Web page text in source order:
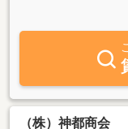
場」等々豊富に取り
任意売却でのお買い
せ、ご来店ください
かりではなく、管理
困りのオーナー様も
（株）神都商会